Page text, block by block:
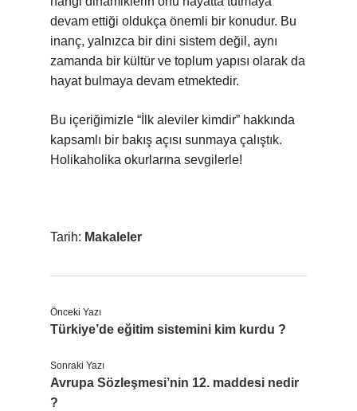
devam ettiği oldukça önemli bir konudur. Bu
inanç, yalnızca bir dini sistem değil, aynı
zamanda bir kültür ve toplum yapısı olarak da
hayat bulmaya devam etmektedir.
Bu içeriğimizle “İlk aleviler kimdir” hakkında
kapsamlı bir bakış açısı sunmaya çalıştık.
Holikaholika okurlarına sevgilerle!
Tarih: Makaleler
Önceki Yazı
Türkiye’de eğitim sistemini kim kurdu ?
Sonraki Yazı
Avrupa Sözleşmesi’nin 12. maddesi nedir
?